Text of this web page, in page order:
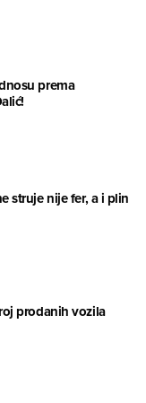
prema
struje nije fer, a i plin
prodanih vozila